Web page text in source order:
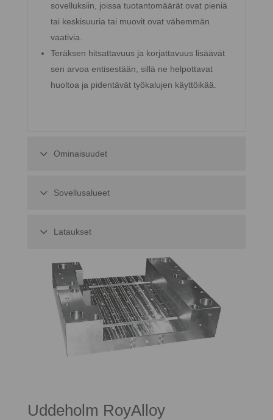
sovelluksiin, joissa tuotantomäärät ovat pieniä
tai keskisuuria tai muovit ovat vähemmän
vaativia.
Teräksen hitsattavuus ja korjattavuus lisäävät
sen arvoa entisestään, sillä ne helpottavat
huoltoa ja pidentävät työkalujen käyttöikää.
Ominaisuudet
Sovellusalueet
Lataukset
Uddeholm RoyAlloy